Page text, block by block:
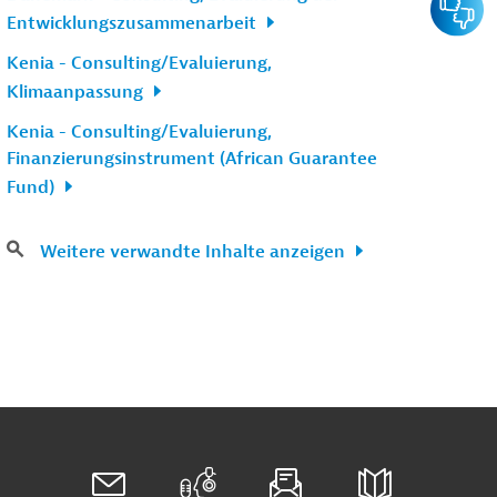
Entwicklungszusammenarbeit
Kenia - Consulting/Evaluierung,
Klimaanpassung
Kenia - Consulting/Evaluierung,
Finanzierungsinstrument (African Guarantee
Fund)
Weitere verwandte Inhalte anzeigen